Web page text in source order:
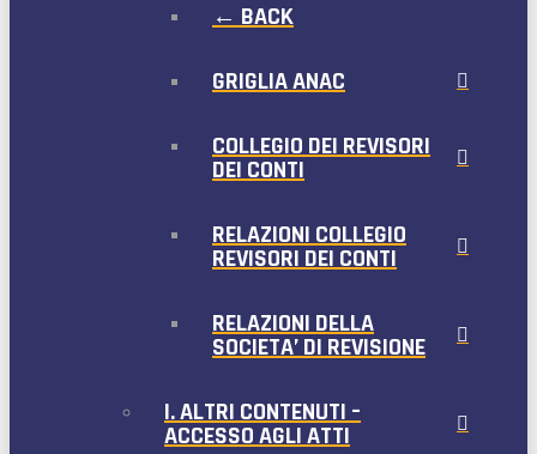
← BACK
GRIGLIA ANAC
COLLEGIO DEI REVISORI
DEI CONTI
RELAZIONI COLLEGIO
REVISORI DEI CONTI
RELAZIONI DELLA
SOCIETA’ DI REVISIONE
I. ALTRI CONTENUTI –
ACCESSO AGLI ATTI